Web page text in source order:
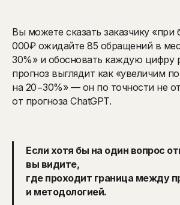
Вы можете сказать заказчику
000₽ ожидайте 85 обращений в
30%» и обосновать каждую цифру
прогноз выглядит как «увеличим
на 20−30%» — он по точности не
от прогноза ChatGPT.
Если хотя бы на один вопрос
вы видите,
где проходит граница между
и методологией.